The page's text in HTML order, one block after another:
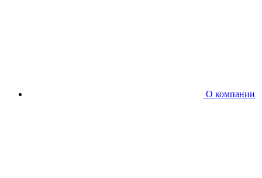
О компании